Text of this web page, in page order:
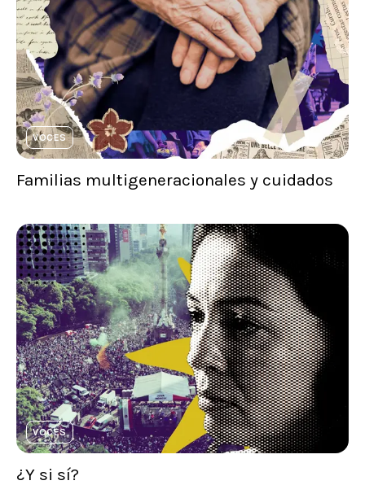
VOCES
Familias multigeneracionales y cuidados
VOCES
¿Y si sí?